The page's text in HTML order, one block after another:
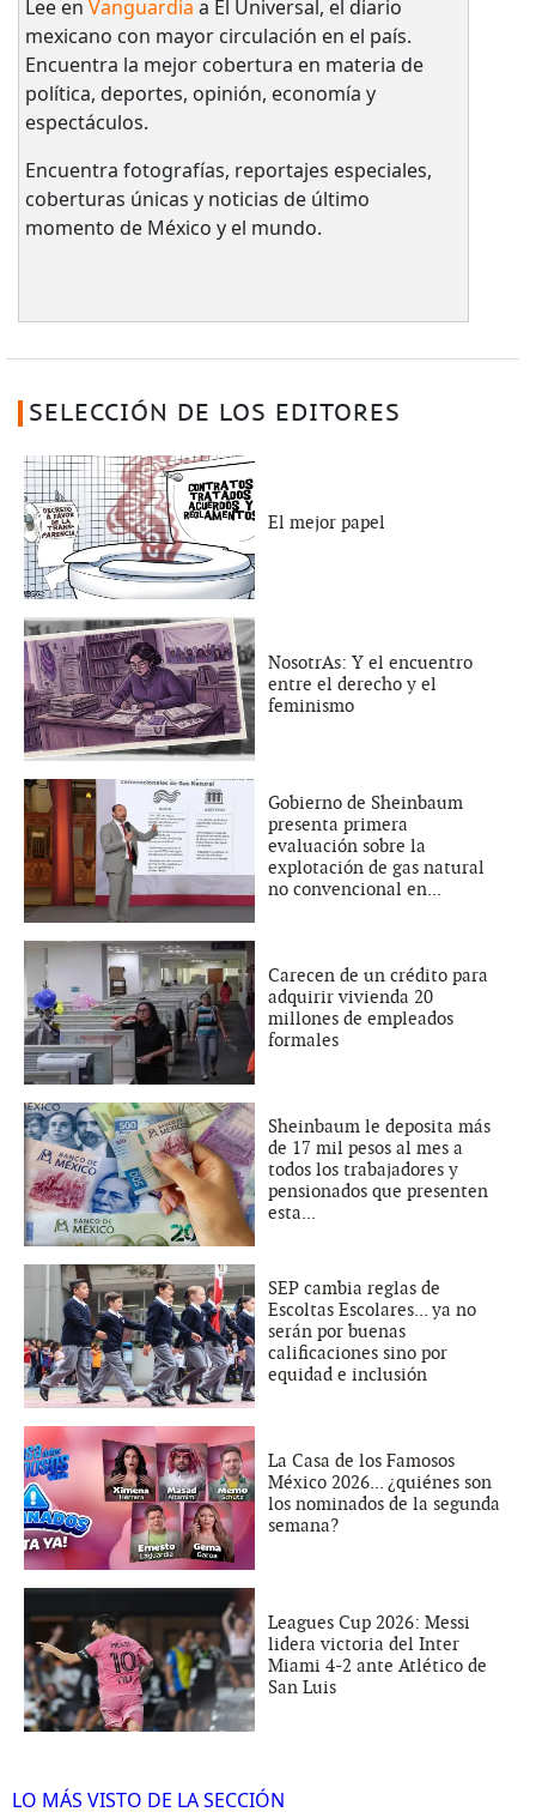
Lee en Vanguardia a El Universal, el diario
mexicano con mayor circulación en el país.​
Encuentra la mejor cobertura en materia de
política, deportes, opinión, economía y
espectáculos.
Encuentra fotografías, reportajes especiales,
coberturas únicas y noticias de último
momento de México y el mundo.
SELECCIÓN DE LOS EDITORES
El mejor papel
NosotrAs: Y el encuentro
entre el derecho y el
feminismo
Gobierno de Sheinbaum
presenta primera
evaluación sobre la
explotación de gas natural
no convencional en...
Carecen de un crédito para
adquirir vivienda 20
millones de empleados
formales
Sheinbaum le deposita más
de 17 mil pesos al mes a
todos los trabajadores y
pensionados que presenten
esta...
SEP cambia reglas de
Escoltas Escolares... ya no
serán por buenas
calificaciones sino por
equidad e inclusión
La Casa de los Famosos
México 2026... ¿quiénes son
los nominados de la segunda
semana?
Leagues Cup 2026: Messi
lidera victoria del Inter
Miami 4-2 ante Atlético de
San Luis
LO MÁS VISTO DE LA SECCIÓN